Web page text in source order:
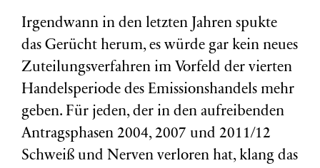
Irgendwann in den letzten Jahren spukte
das Gerücht herum, es würde gar kein neues
Zuteilungsverfahren im Vorfeld der vierten
Handelsperiode des Emissionshandels mehr
geben. Für jeden, der in den aufreibenden
Antragsphasen 2004, 2007 und 2011/12
Schweiß und Nerven verloren hat, klang das